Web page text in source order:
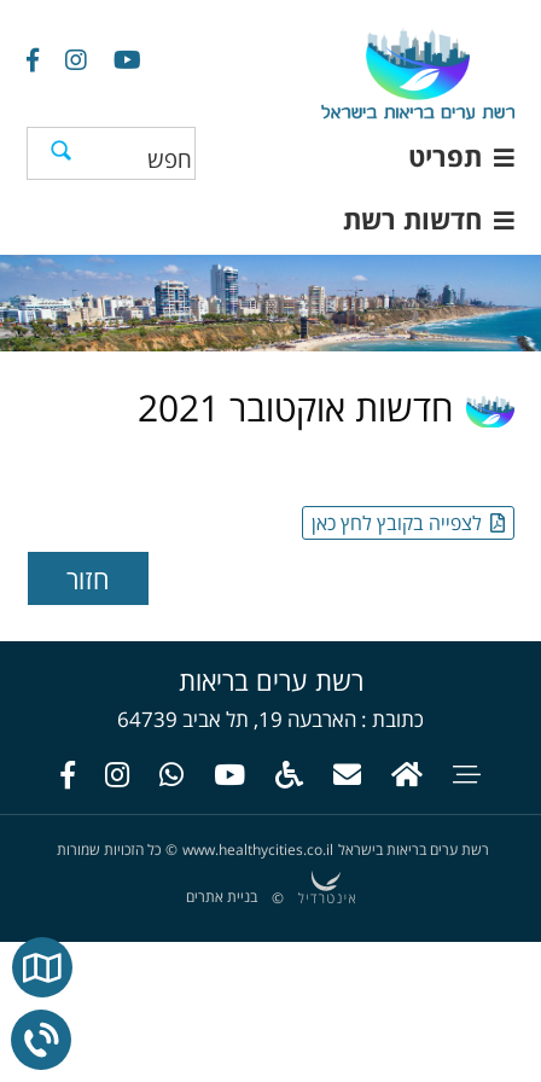
תפריט
חדשות רשת
חדשות אוקטובר 2021
לצפייה בקובץ לחץ כאן
רשת ערים בריאות
כתובת הארבעה 19, תל אביב 64739
רשת ערים בריאות בישראל www.healthycities.co.il
© כל הזכויות שמורות
© בניית אתרים